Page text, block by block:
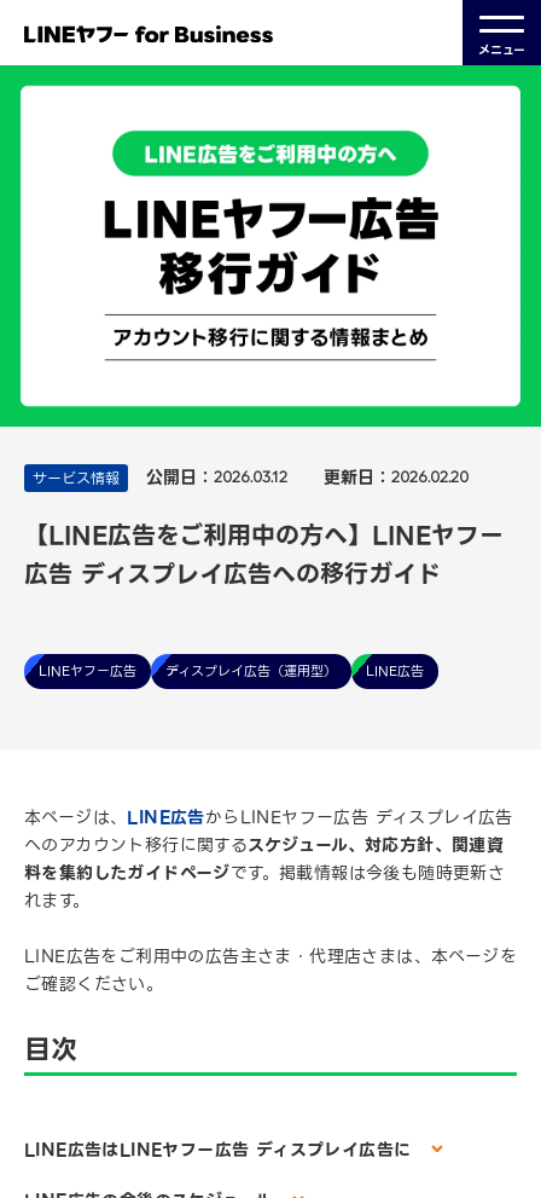
メニュー
サービス情報 公開日： 2026.03.12 更新日： 2026.02.20
【LINE広告をご利用中の方へ】LINEヤフー
広告 ディスプレイ広告への移行ガイド
LINEヤフー広告 ディスプレイ広告（運用型） LINE広告
本ページは、 LINE広告からLINEヤフー広告 ディスプレイ広告
へのアカウント移行に関するスケジュール、対応方針、関連資
料を集約したガイドページです。掲載情報は今後も随時更新さ
れます。
LINE広告をご利用中の広告主さま・代理店さまは、本ページを
ご確認ください。
目次
LINE広告はLINEヤフー広告 ディスプレイ広告に